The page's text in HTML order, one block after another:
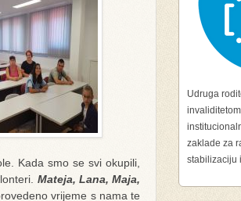
Kada smo se svi okupili,
Mateja, Lana, Maja,
vrijeme s nama te
Udruga
zaklade za
stabilizaciju